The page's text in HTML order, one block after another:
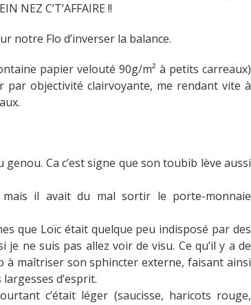
NEZ C’T’AFFAIRE !!
notre Flo d’inverser la balance.
papier velouté 90g/m² à petits carreaux)
par objectivité clairvoyante, me rendant vite à
genou. Ca c’est signe que son toubib lève aussi
il avait du mal sortir le porte-monnaie
que Loïc était quelque peu indisposé par des
je ne suis pas allez voir de visu. Ce qu’il y a de
à maîtriser son sphincter externe, faisant ainsi
d’esprit.
c’était léger (saucisse, haricots rouge,